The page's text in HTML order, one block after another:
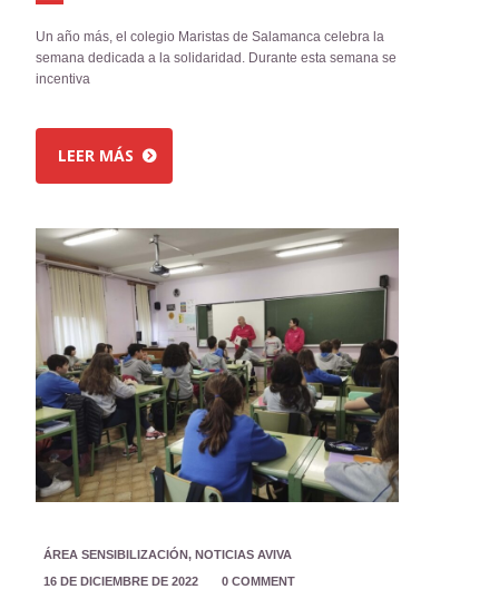
Un año más, el colegio Maristas de Salamanca celebra la
semana dedicada a la solidaridad. Durante esta semana se
incentiva
LEER MÁS
ÁREA SENSIBILIZACIÓN,NOTICIAS AVIVA
16 DE DICIEMBRE DE 2022
0 COMMENT